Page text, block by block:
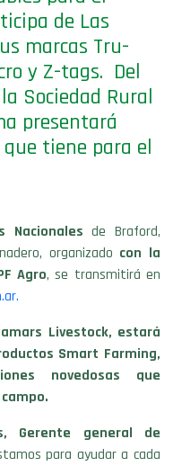
de Las
marcas Tru-
y Z-tags. Del
Sociedad Rural
presentará
tiene para el
Nacionales de Braford,
organizado con la
Agro, se transmitirá en
Livestock, estará
Smart Farming,
novedosas que
Gerente general de
para ayudar a cada